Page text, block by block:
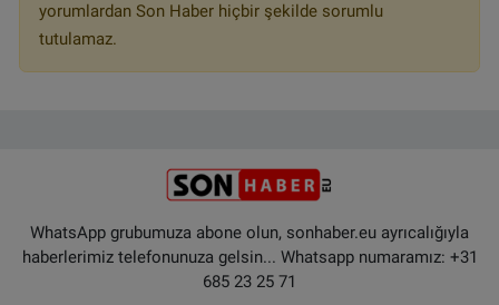
yorumlardan Son Haber hiçbir şekilde sorumlu
tutulamaz.
WhatsApp grubumuza abone olun, sonhaber.eu ayrıcalığıyla
haberlerimiz telefonunuza gelsin... Whatsapp numaramız: +31
685 23 25 71